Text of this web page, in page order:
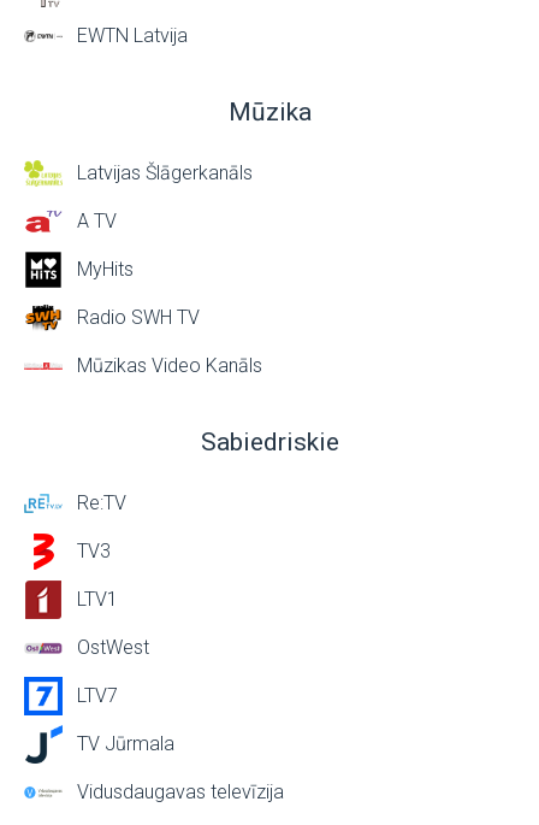
EWTN Latvija
Mūzika
Latvijas Šlāgerkanāls
A TV
MyHits
Radio SWH TV
Mūzikas Video Kanāls
Sabiedriskie
Re:TV
TV3
LTV1
OstWest
LTV7
TV Jūrmala
Vidusdaugavas televīzija